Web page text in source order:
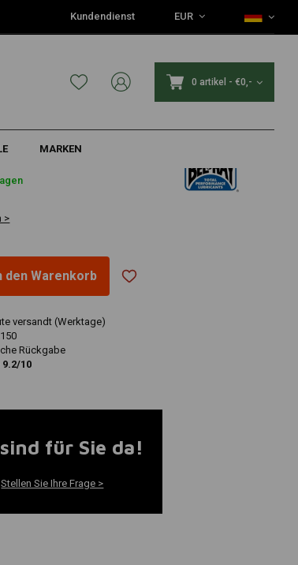
Kundendienst EUR
0 artikel - €0,-
MARKEN
>
den Warenkorb
versandt (Werktage)
Rückgabe
10
für Sie da!
Stellen Sie Ihre Frage >